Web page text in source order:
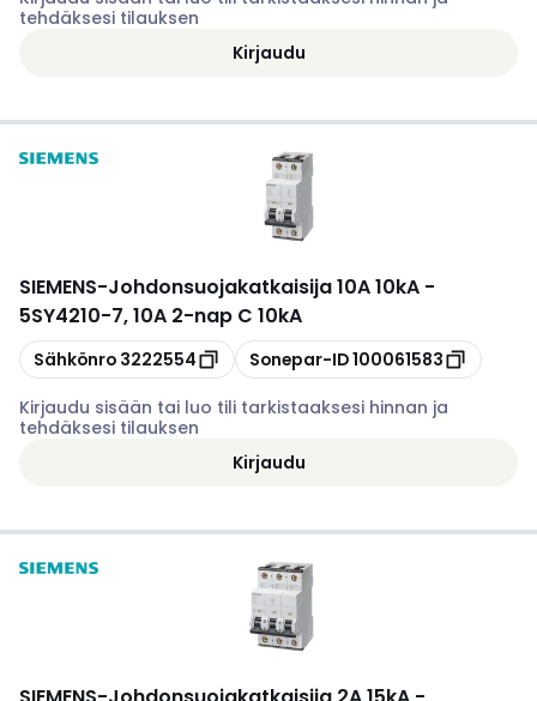
tehdäksesi tilauksen
Kirjaudu
SIEMENS-Johdonsuojakatkaisija 10A 10kA -
5SY4210-7, 10A 2-nap C 10kA
Kopioi
Sähkönro 3222554 Kopioi
Sonepar-ID100061583
Kirjaudu sisään tai luo tili tarkistaaksesi hinnan ja
tehdäksesi tilauksen
Kirjaudu